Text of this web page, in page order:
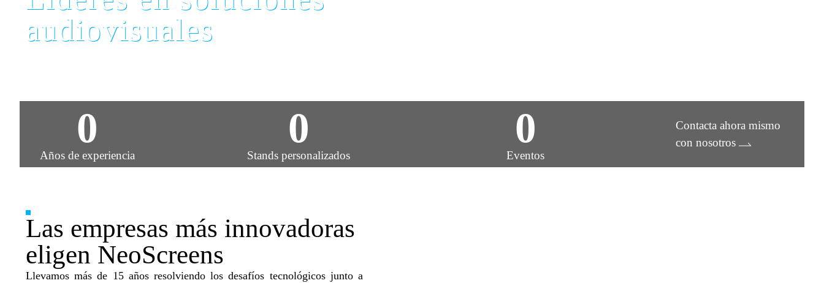
audiovisuales
0
Años de experiencia
0
Stands personalizados
0
Eventos
Contacta ahora mismo
con nosotros
Las empresas más innovadoras
eligen NeoScreens
Llevamos más de 15 años resolviendo los desafíos tecnológicos junto a